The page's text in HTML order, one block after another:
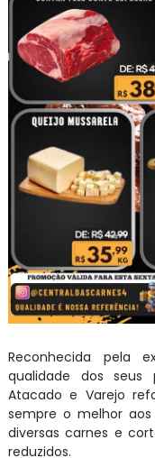
Reconhecida pela
qualidade dos
Atacado e Varejo
sempre o melhor
diversas carnes e
reduzidos.